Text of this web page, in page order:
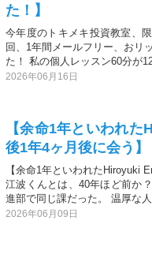
た！】
今年度のトキメキ投資教室、
回、1年間メールフリー、おリ
た！ 私の個人レッスン60分が
2026年06月16日
【余命1年といわれ
後1年4ヶ月後に会う】
【余命1年といわれたHiroyuki
江波くんとは、40年ほど前か
進部で同じ課だった。 温厚な
2026年06月09日